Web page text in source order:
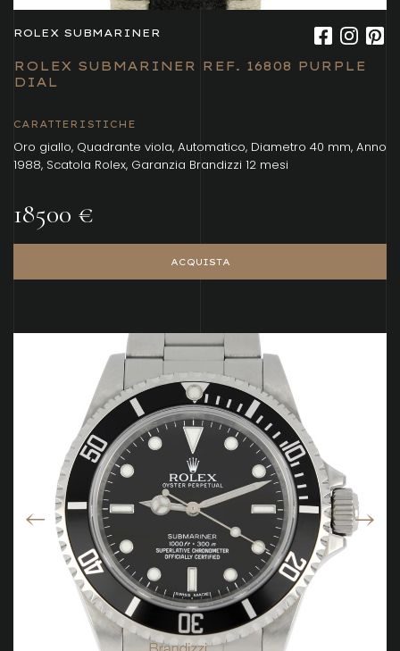
ROLEX SUBMARINER
ROLEX SUBMARINER REF. 16808 PURPLE
DIAL
CARATTERISTICHE
Oro giallo, Quadrante viola, Automatico, Diametro 40 mm, Anno
1988, Scatola Rolex, Garanzia Brandizzi 12 mesi
18500 €
ACQUISTA